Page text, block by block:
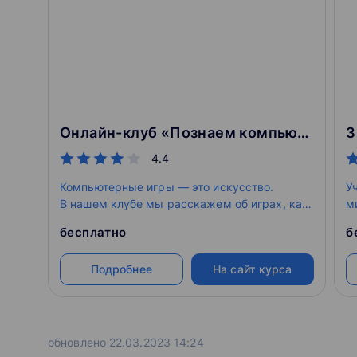
Онлайн-клуб «Познаем компьютерные игры»
4.4
Компьютерные игры — это искусство.
В нашем клубе мы расскажем об играх, как
обычные «игрушки». На основе Roblox
мы познакомимся с различными жанрами
игр, изучим их «строение», а также
научимся работать в команде.
бесплатно
Подробнее На сайт курса
обновлено 22.03.2023 14:24